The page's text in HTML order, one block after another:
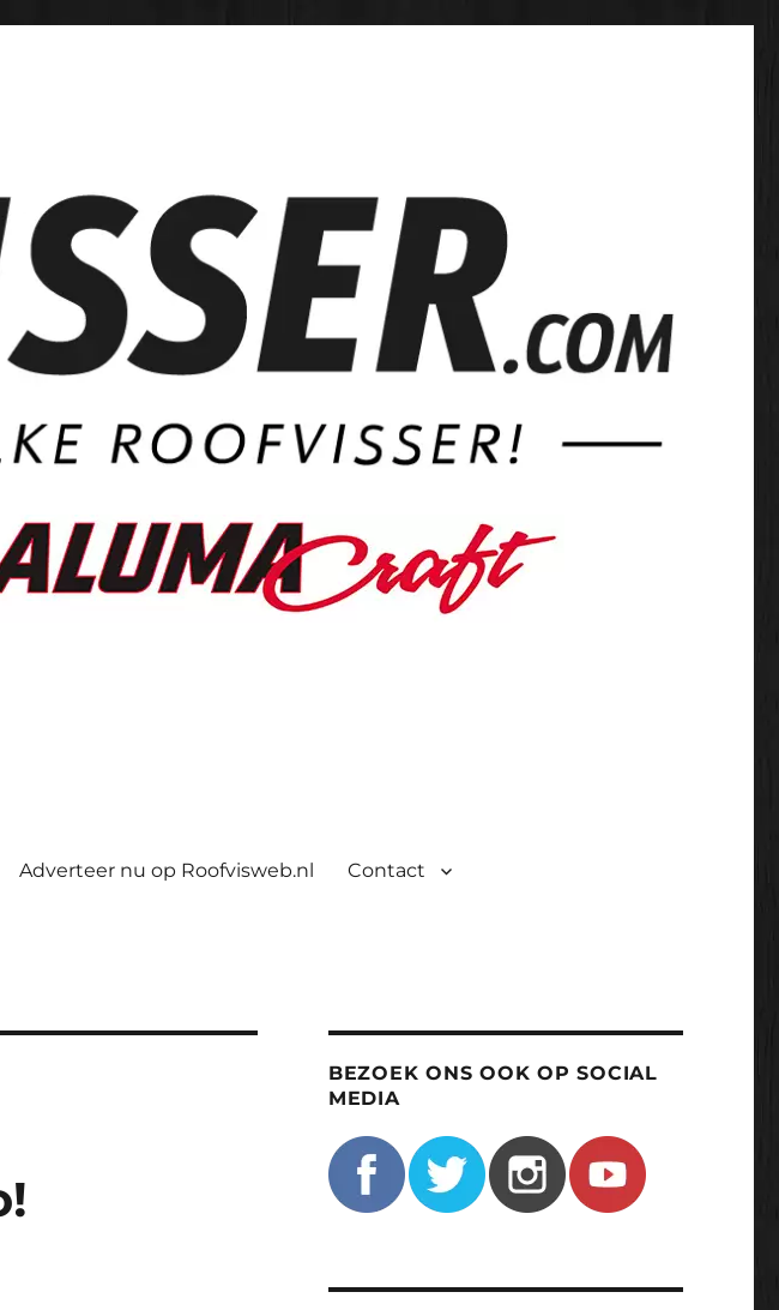
Adverteer nu op Roofvisweb.nl Contact
BEZOEK ONS OOK OP SOCIAL
MEDIA